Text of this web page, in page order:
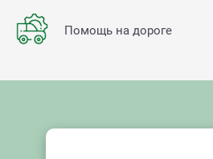
Помощь на дороге